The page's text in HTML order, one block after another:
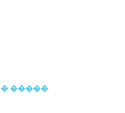
� �����